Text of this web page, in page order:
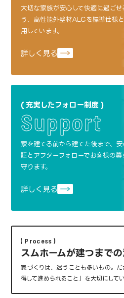
大切な家族が安心して快適に過ごせ
う、高性能外壁材ALCを標準仕様
用しています。
詳しく見る
充実したフォロー制度
Support
家を建てる前から建てた後まで、安
証と アフターフォローでお客様の暮
守ります。
詳しく見る
Process
スムホームが建つまで
家づくりは、迷うことも多いもの。 だ
得して進められること」を大切にしてい